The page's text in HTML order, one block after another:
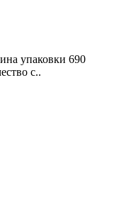
упаковки 690
с..